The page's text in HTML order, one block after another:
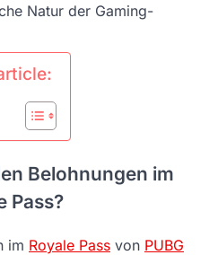
Natur der Gaming-
Belohnungen im
Pass?
im Royale Pass von PUBG